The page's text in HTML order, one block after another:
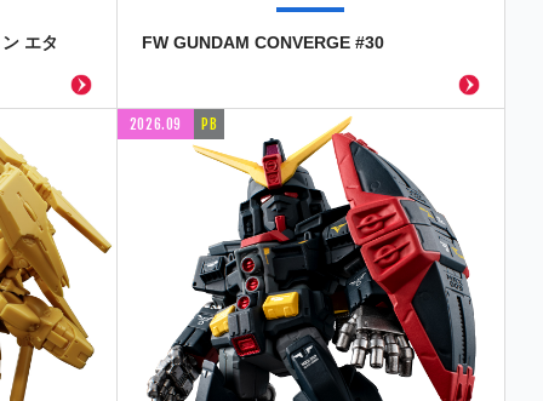
エタ FW GUNDAM CONVERGE #30
2026.09 PB